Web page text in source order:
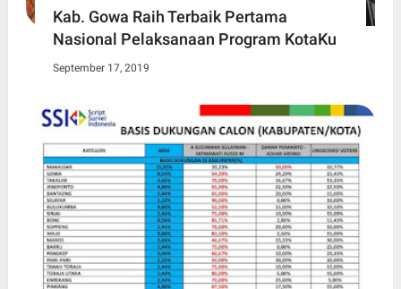
Kab. Gowa Raih Terbaik Pertama
Nasional Pelaksanaan Program KotaKu
September 17, 2019